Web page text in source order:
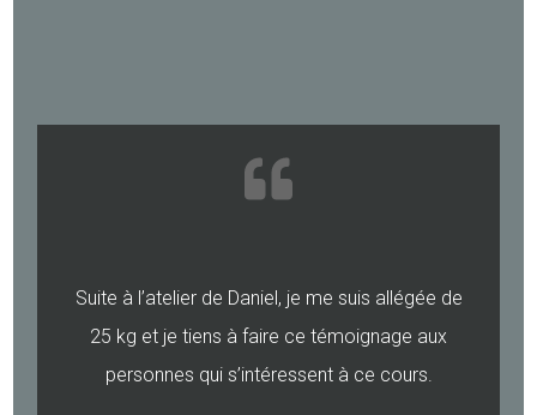
Suite à l’atelier de Daniel, je me suis allégée de
25 kg et je tiens à faire ce témoignage aux
personnes qui s’intéressent à ce cours.